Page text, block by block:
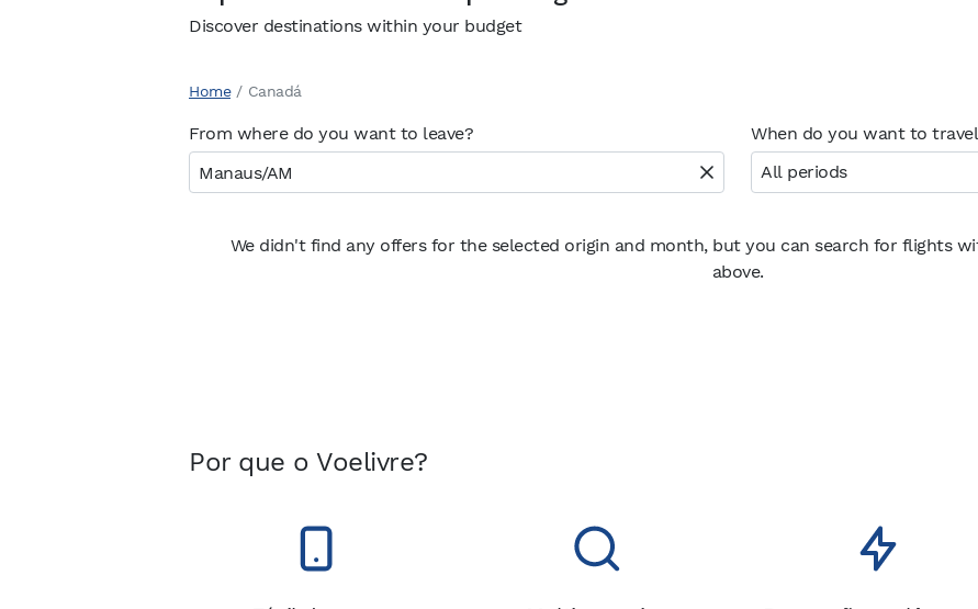
Discover destinations within your budget
Home / Canadá
From where do you want to leave?
When do you want to
All periods
We didn't find any offers for the selected origin and month, but you can search for flights
above.
Por que o Voelivre?